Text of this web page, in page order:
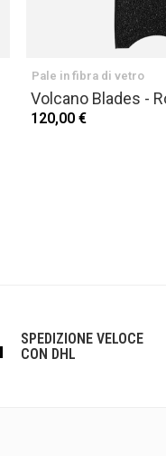
Pale in fibra di vetro
Volcano Blades -
120,00 €
SPEDIZIONE VELOCE
CON DHL